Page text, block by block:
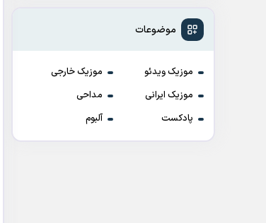
موضوعات
موزیک ویدئو
موزیک خارجی
موزیک ایرانی
مداحی
پادکست
آلبوم